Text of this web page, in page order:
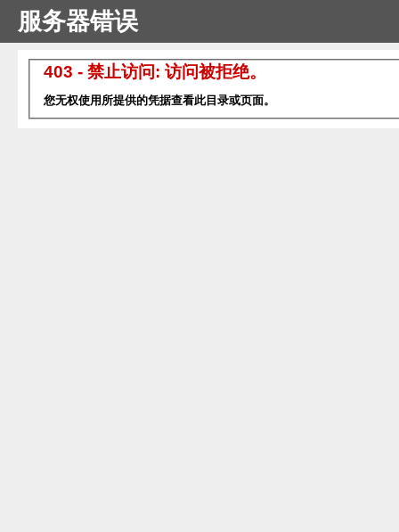
服务器错误
403 - 禁止访问: 访问被拒绝。
您无权使用所提供的凭据查看此目录或页面。